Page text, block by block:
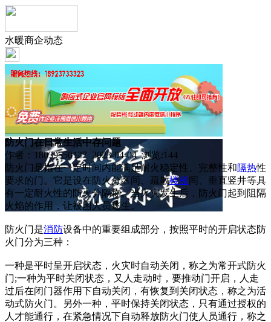
水暖商企动态
防火门在日常生活中存问题
作者：18039550127 2023-04-04 浏览:144
防火门是指在一定时间内能满足耐火稳定性、完整性和隔热性
要求的门。它是设在防火分区间、疏散楼梯间、垂直竖井等具
有一定耐火性的防火分隔物。当火灾发生后，防火门起到阻隔
火焰的作用，让被困人员逃生。
防火门是消防设备中的重要组成部分，按照平时的开启状态防
火门分为三种：
一种是平时呈开启状态，火灾时自动关闭，称之为常开式防火
门;一种为平时关闭状态，又人走动时，要推动门开启，人走
过后在闭门器作用下自动关闭，有恢复到关闭状态，称之为活
动式防火门。另外一种，平时保持关闭状态，只有通过授权的
人才能通行，在紧急情况下自动释放防火门使人员通行，称之